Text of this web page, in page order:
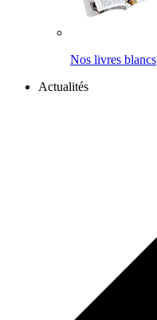
Nos livres blancs
Actualités